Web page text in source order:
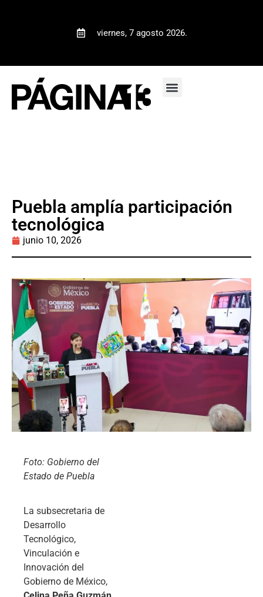
viernes, 7 agosto 2026.
Puebla amplía participación
tecnológica
junio 10, 2026
Foto: Gobierno del
Estado de Puebla
La subsecretaria de
Desarrollo
Tecnológico,
Vinculación e
Innovación del
Gobierno de México,